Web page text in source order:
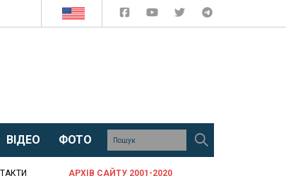
ВІДЕО ФОТО
АРХІВ САЙТУ 2001-2020